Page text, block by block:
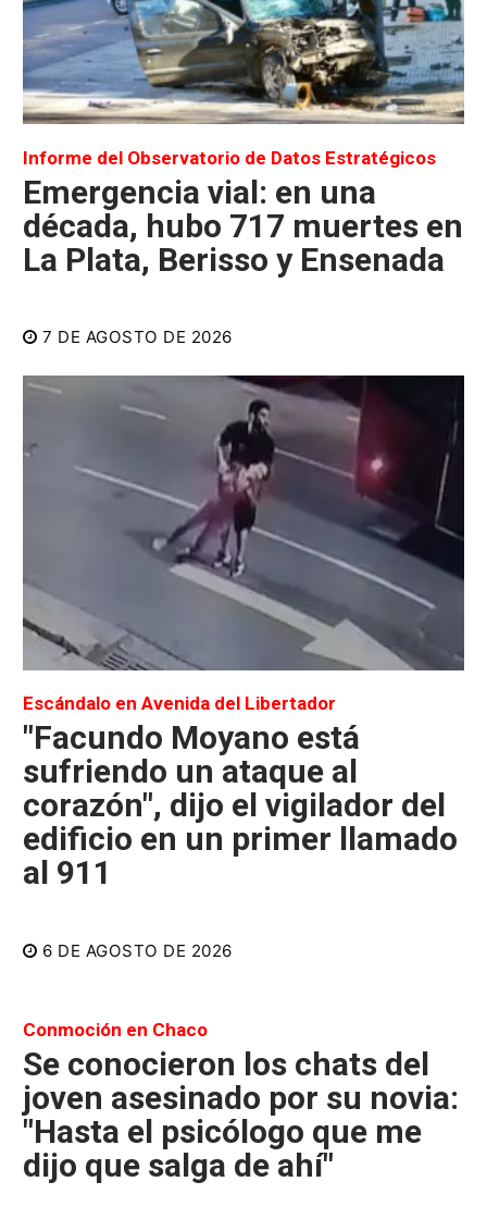
Informe del Observatorio de Datos Estratégicos
Emergencia vial: en una
década, hubo 717 muertes en
La Plata, Berisso y Ensenada
7 DE AGOSTO DE 2026
Escándalo en Avenida del Libertador
"Facundo Moyano está
sufriendo un ataque al
corazón", dijo el vigilador del
edificio en un primer llamado
al 911
6 DE AGOSTO DE 2026
Conmoción en Chaco
Se conocieron los chats del
joven asesinado por su novia:
"Hasta el psicólogo que me
dijo que salga de ahí"